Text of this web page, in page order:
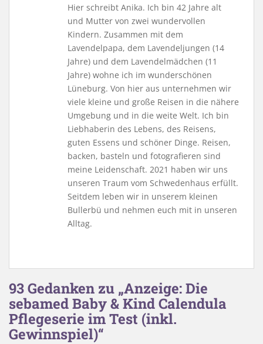
Hier schreibt Anika. Ich bin 42 Jahre alt
und Mutter von zwei wundervollen
Kindern. Zusammen mit dem
Lavendelpapa, dem Lavendeljungen (14
Jahre) und dem Lavendelmädchen (11
Jahre) wohne ich im wunderschönen
Lüneburg. Von hier aus unternehmen wir
viele kleine und große Reisen in die nähere
Umgebung und in die weite Welt. Ich bin
Liebhaberin des Lebens, des Reisens,
guten Essens und schöner Dinge. Reisen,
backen, basteln und fotografieren sind
meine Leidenschaft. 2021 haben wir uns
unseren Traum vom Schwedenhaus erfüllt.
Seitdem leben wir in unserem kleinen
Bullerbü und nehmen euch mit in unseren
Alltag.
93 Gedanken zu „Anzeige: Die
sebamed Baby & Kind Calendula
Pflegeserie im Test (inkl.
Gewinnspiel)“